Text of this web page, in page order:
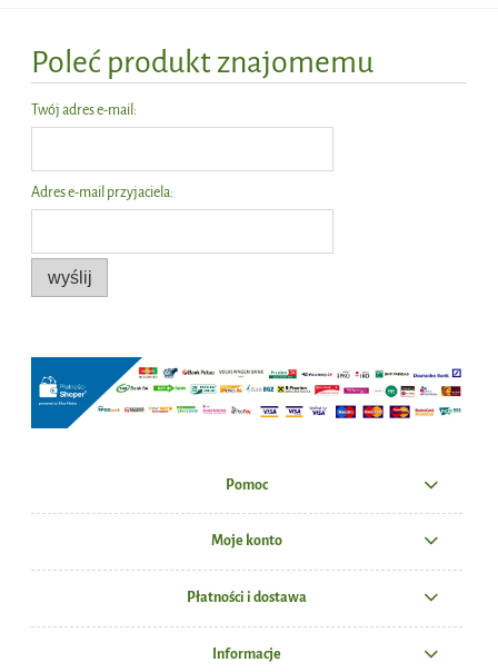
Poleć produkt znajomemu
Twój adres e-mail:
Adres e-mail przyjaciela:
wyślij
Pomoc
Moje konto
Płatności i dostawa
Informacje